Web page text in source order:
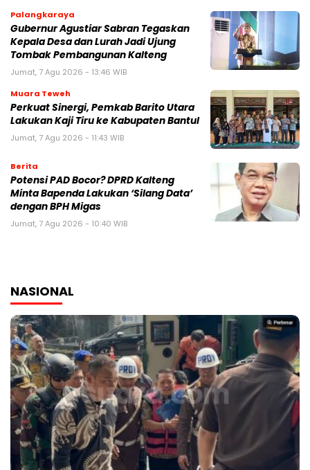
Palangkaraya
Gubernur Agustiar Sabran Tegaskan
Kepala Desa dan Lurah Jadi Ujung
Tombak Pembangunan Kalteng
Jumat, 7 Agu 2026 - 13:46 WIB
Muara Teweh
Perkuat Sinergi, Pemkab Barito Utara
Lakukan Kaji Tiru ke Kabupaten Bantul
Jumat, 7 Agu 2026 - 11:43 WIB
Berita
Potensi PAD Bocor? DPRD Kalteng
Minta Bapenda Lakukan ‘Silang Data’
dengan BPH Migas
Jumat, 7 Agu 2026 - 10:40 WIB
NASIONAL